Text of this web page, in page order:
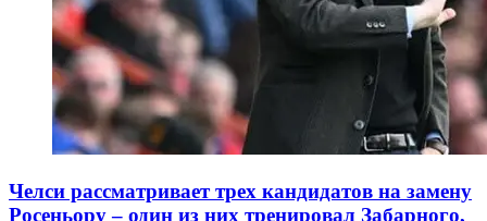
Челси рассматривает трех кандидатов на замену
Росеньору – один из них тренировал Забарного,